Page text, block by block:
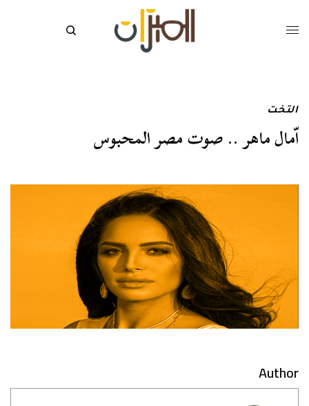
التخت
اّمال ماهر .. صوت مصر المحبوس
Author